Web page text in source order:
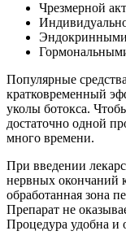
Чрезмерной
Эндокринными
Популярные
кратковременный
уколы ботокса.
достаточно одной
много времени.
При введении
нервных окончаний
обработанная зона
Препарат не
Процедура удобна и